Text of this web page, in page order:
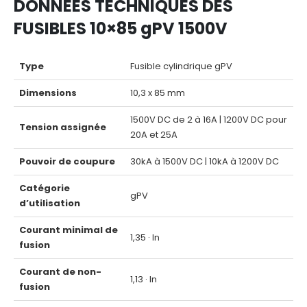
DONNÉES TECHNIQUES DES
FUSIBLES 10×85 gPV 1500V
Type Fusible cylindrique gPV
Dimensions 10,3 x 85 mm
Tension assignée
1500V DC de 2 à 16A | 1200V DC pour
20A et 25A
Pouvoir de coupure 30kA à 1500V DC | 10kA à 1200V DC
Catégorie
d’utilisation
gPV
Courant minimal de
fusion
1,35 · In
Courant de non-
fusion
1,13 · In